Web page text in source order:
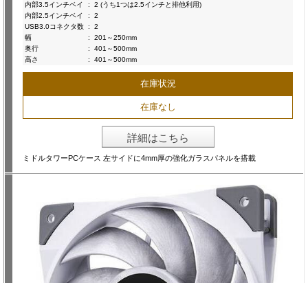
内部3.5インチベイ
:
2 (うち1つは2.5インチと排他利用)
内部2.5インチベイ
:
2
USB3.0コネクタ数 :
2
幅
:
201～250mm
奥行
:
401～500mm
高さ
: 401～500mm
在庫状況
在庫なし
詳細はこちら
ミドルタワーPCケース 左サイドに4mm厚の強化ガラスパネルを搭載